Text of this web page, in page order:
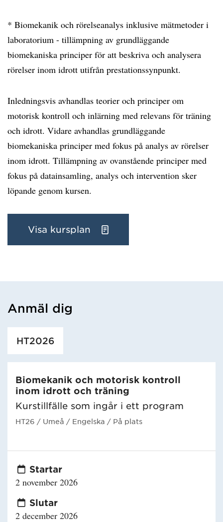
* Biomekanik och rörelseanalys inklusive mätmetoder i
laboratorium - tillämpning av grundläggande
biomekaniska principer för att beskriva och analysera
rörelser inom idrott utifrån prestationssynpunkt.
Inledningsvis avhandlas teorier och principer om
motorisk kontroll och inlärning med relevans för träning
och idrott. Vidare avhandlas grundläggande
biomekaniska principer med fokus på analys av rörelser
inom idrott. Tillämpning av ovanstående principer med
fokus på datainsamling, analys och intervention sker
löpande genom kursen.
Visa kursplan
Anmäl dig
HT2026
Biomekanik och motorisk kontroll
inom idrott och träning
Kurstillfälle som ingår i ett program
HT26 / Umeå / Engelska / På plats
Startar
2 november 2026
Slutar
2 december 2026